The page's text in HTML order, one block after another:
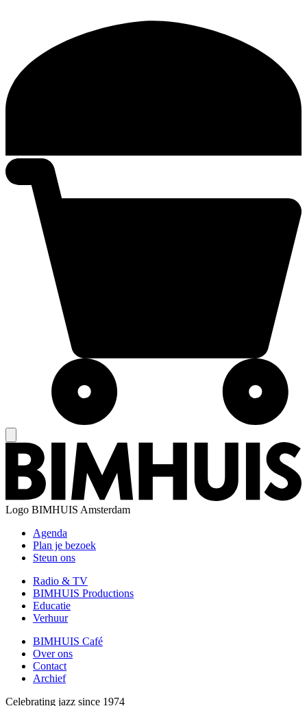
Logo BIMHUIS Amsterdam
Agenda
Plan je bezoek
Steun ons
Radio & TV
BIMHUIS Productions
Educatie
Verhuur
BIMHUIS Café
Over ons
Contact
Archief
Celebrating jazz since 1974